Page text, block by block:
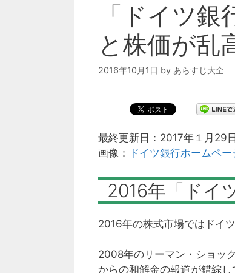
「ドイツ
と株価が乱
2016年10月1日 by あらすじ大全
最終更新日：2017年１月29日
画像：
ドイツ銀行ホームペー
2016年「ドイ
2016年の株式市場ではドイ
2008年のリーマン・ショッ
からの和解金の報道が錯綜し